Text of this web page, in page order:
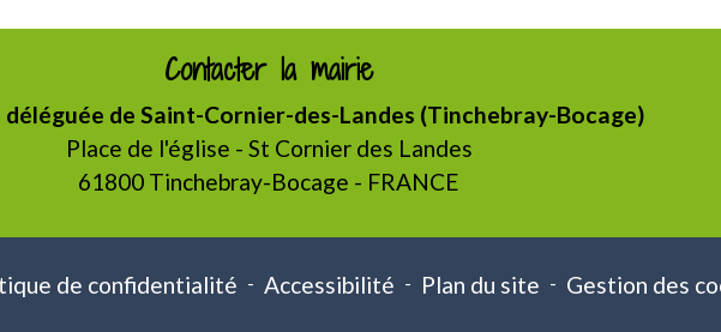
Contacter la mairie
déléguée de Saint-Cornier-des-Landes (Tinchebray-Bocage)
Place de l'église - St Cornier des Landes
61800 Tinchebray-Bocage - FRANCE
de confidentialité - Accessibilité - Plan du site - Gestion des